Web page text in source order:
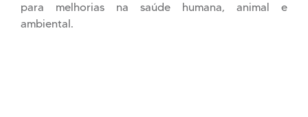
para melhorias na saúde humana, animal e
ambiental.